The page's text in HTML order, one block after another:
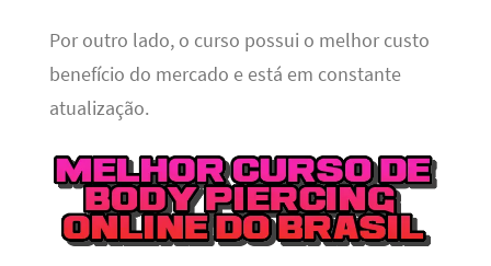
Por outro lado, o curso possui o melhor custo
benefício do mercado e está em constante
atualização.